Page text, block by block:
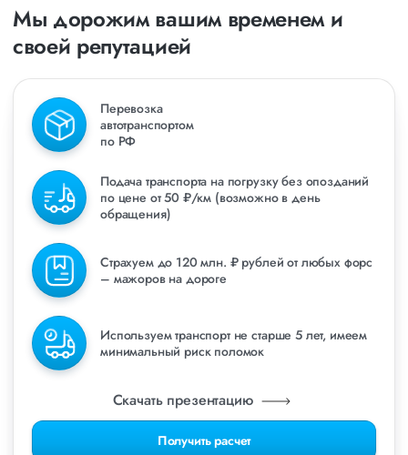
Мы дорожим вашим временем и
своей репутацией
Перевозка
автотранспортом
по РФ
Подача транспорта на погрузку без опозданий
по цене от 50 ₽/км (возможно в день
обращения)
Страхуем до 120 млн. ₽ рублей от любых форс
– мажоров на дороге
Используем транспорт не старше 5 лет, имеем
минимальный риск поломок
Получить расчет
Скачать презентацию